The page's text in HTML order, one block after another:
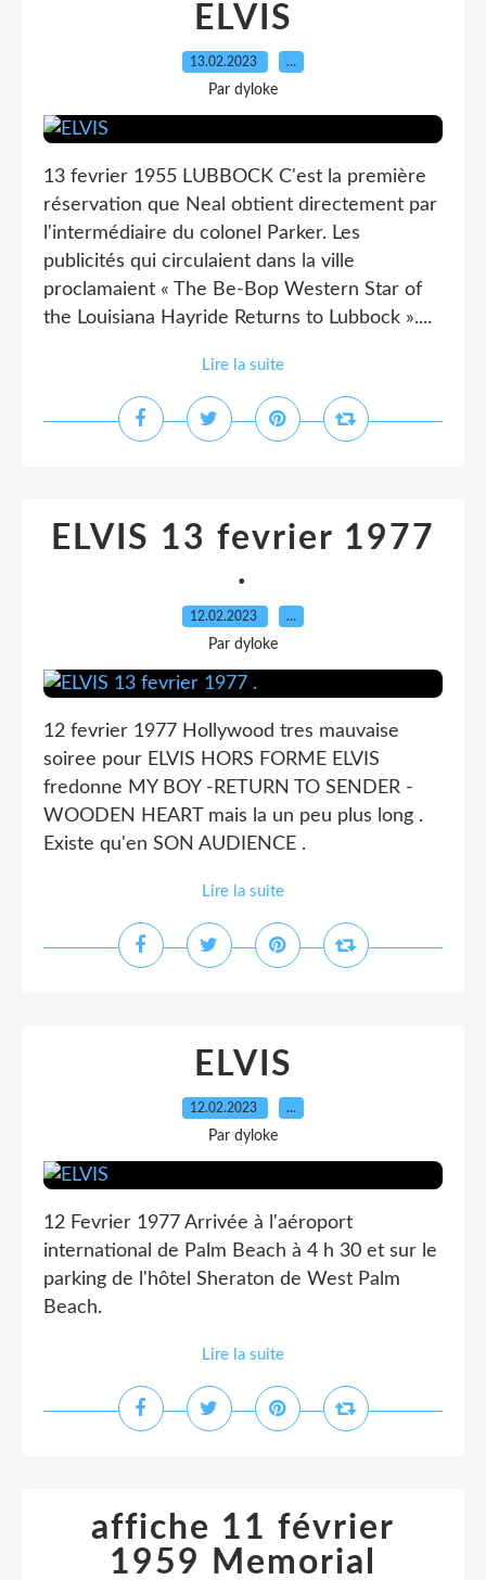
ELVIS
13.02.2023 …
Par dyloke
13 fevrier 1955 LUBBOCK C'est la première
réservation que Neal obtient directement par
l'intermédiaire du colonel Parker. Les
publicités qui circulaient dans la ville
proclamaient « The Be-Bop Western Star of
the Louisiana Hayride Returns to Lubbock »....
Lire la suite
ELVIS 13 fevrier 1977
.
12.02.2023 …
Par dyloke
12 fevrier 1977 Hollywood tres mauvaise
soiree pour ELVIS HORS FORME ELVIS
fredonne MY BOY -RETURN TO SENDER -
WOODEN HEART mais la un peu plus long .
Existe qu'en SON AUDIENCE .
Lire la suite
ELVIS
12.02.2023 …
Par dyloke
12 Fevrier 1977 Arrivée à l'aéroport
international de Palm Beach à 4 h 30 et sur le
parking de l'hôtel Sheraton de West Palm
Beach.
Lire la suite
affiche 11 février
1959 Memorial